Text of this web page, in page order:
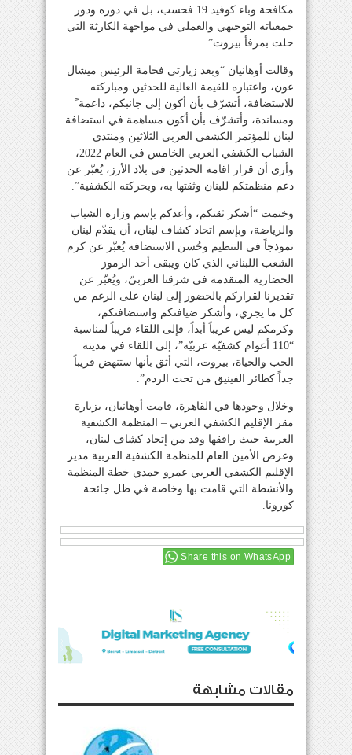
مكافحة وباء كوفيد 19 فحسب، بل في دوره ودور
جمعياته التوجيهي والعملي في مواجهة الكارثة التي
حلت بمرفأ بيروت”.
وقالت أوهانيان “وبعد زيارتي فخامة الرئيس ميشال
عون، واعتباره للقيمة العالية للحدثين ومباركته
للاستضافة، أتشرّف بأن أكون إلى جانبكم، داعمة ً
ومساندة، وأتشرّف بأن أكون مساهمة في استضافة
لبنان للمؤتمر الكشفي العربي الثلاثين ومنتدى
الشباب الكشفي العربي الخامس في العام 2022،
وأرى أن قرار اقامة الحدثين في بلاد الأرز، يُعبّر عن
دعم منظمتكم للبنان وثقتها به، وبحركته الكشفية”.
وختمت “أشكر ثقتكم، وأعدكم بإسم وزارة الشباب
والرياضة، وبإسم اتحاد كشاف لبنان، أن يقدّم لبنان
نموذجاً في التنظيم وحُسن الاستضافة يُعبّر عن كرم
الشعب اللبناني الذي كان ويبقى أحد الرموز
الحضارية المتقدمة في شرقنا العربيّ، ويُعبّر عن
تقديرنا لقراركم بالحضور إلى لبنان على الرغم من
كل ما يجري، وأشكر ضيافتكم واستضافتكم،
وكرمكم ليس غريباً أبداً، فإلى اللقاء قريباً لمناسبة
“110 أعوام كشفيّة عربيّة”، إلى اللقاء في مدينة
الحب والحياة، بيروت، التي أثق بأنها ستنهض قريباً
جداً كطائر الفينيق من تحت الردم”.
وخلال وجودها في القاهرة، قامت أوهانيان، بزيارة
مقر الإقليم الكشفي العربي – المنظمة الكشفية
العربية حيث رافقها وفد من إتحاد كشاف لبنان،
وعرض الأمين العام للمنظمة الكشفية العربية مدير
الإقليم الكشفي العربي عمرو حمدي خطة المنظمة
والأنشطة التي قامت بها وخاصة في ظل جائحة
كورونا.
Share this on WhatsApp
مقالات مشابهة